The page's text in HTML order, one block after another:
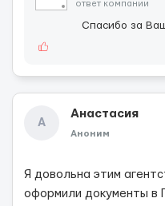
ответ компании
Спасибо за
А
Анастасия
Аноним
Я довольна этим
оформили документы в